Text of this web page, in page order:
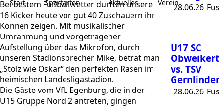
Start Sportarten Aktuelles Verein
Bei bestem Fußballwetter durften unsere
16 Kicker heute vor gut 40 Zuschauern ihr
Können zeigen. Mit musikalischer
Umrahmung und vorgetragener
Aufstellung über das Mikrofon, durch
unseren Stadionsprecher Mike, betrat man
„Stolz wie Oskar“ den perfekten Rasen im
heimischen Landesligastadion.
Die Gäste vom VfL Egenburg, die in der
U15 Gruppe Nord 2 antreten, gingen
28.06.26
U17 SC
vs. TSV
28.06.26